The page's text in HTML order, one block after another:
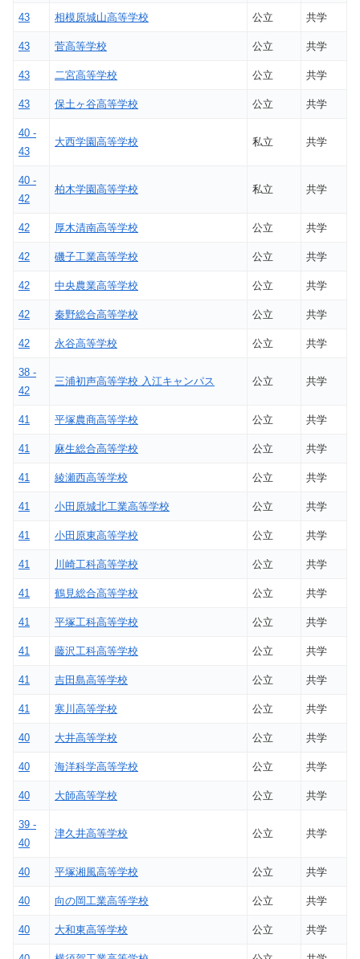
43 相模原城山高等学校 公立 共学
43 菅高等学校 公立 共学
43 二宮高等学校 公立 共学
43 保土ヶ谷高等学校 公立 共学
40 -
43
大西学園高等学校 私立 共学
40 -
42
柏木学園高等学校 私立 共学
42 厚木清南高等学校 公立 共学
42 磯子工業高等学校 公立 共学
42 中央農業高等学校 公立 共学
42 秦野総合高等学校 公立 共学
42 永谷高等学校 公立 共学
38 -
42
三浦初声高等学校 入江キャンパス 公立 共学
41 平塚農商高等学校 公立 共学
41 麻生総合高等学校 公立 共学
41 綾瀬西高等学校 公立 共学
41 小田原城北工業高等学校 公立 共学
41 小田原東高等学校 公立 共学
41 川崎工科高等学校 公立 共学
41 鶴見総合高等学校 公立 共学
41 平塚工科高等学校 公立 共学
41 藤沢工科高等学校 公立 共学
41 吉田島高等学校 公立 共学
41 寒川高等学校 公立 共学
40 大井高等学校 公立 共学
40 海洋科学高等学校 公立 共学
40 大師高等学校 公立 共学
39 -
40
津久井高等学校 公立 共学
40 平塚湘風高等学校 公立 共学
40 向の岡工業高等学校 公立 共学
40 大和東高等学校 公立 共学